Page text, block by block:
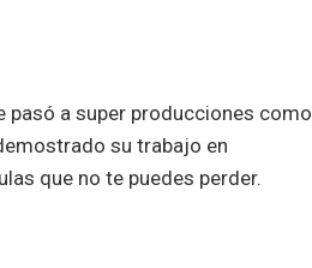
pasó a super producciones como
su trabajo en
que no te puedes perder.